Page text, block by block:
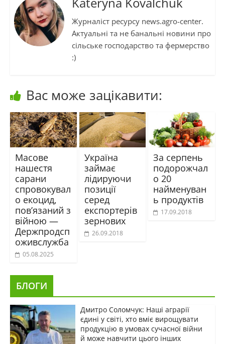
Журналіст ресурсу news.agro-center.
Актуальні та не банальні новини про
сільське господарство та фермерство
:)
Вас може зацікавити:
Масове
нашестя
сарани
спровокувал
о екоцид,
пов’язаний з
війною —
Держпродсп
оживслужба
05.08.2025
Україна
займає
лідируючи
позиції
серед
експортерів
зернових
26.09.2018
За серпень
подорожчал
о 20
найменуван
ь продуктів
17.09.2018
БЛОГИ
Дмитро Соломчук: Наші аграрії
єдині у світі, хто вміє вирощувати
продукцію в умовах сучасної війни
й може навчити цього інших